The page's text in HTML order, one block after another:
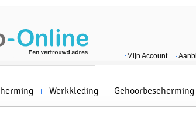
Mijn Account
Werkkleding Gehoorbescherming